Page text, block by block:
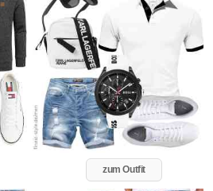
zum Outfit